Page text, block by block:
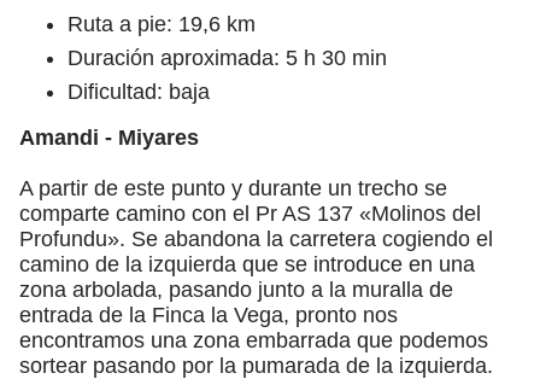
Ruta a pie: 19,6 km
Duración aproximada: 5 h 30 min
Dificultad: baja
Amandi - Miyares
A partir de este punto y durante un trecho se
comparte camino con el Pr AS 137 «Molinos del
Profundu». Se abandona la carretera cogiendo el
camino de la izquierda que se introduce en una
zona arbolada, pasando junto a la muralla de
entrada de la Finca la Vega, pronto nos
encontramos una zona embarrada que podemos
sortear pasando por la pumarada de la izquierda.